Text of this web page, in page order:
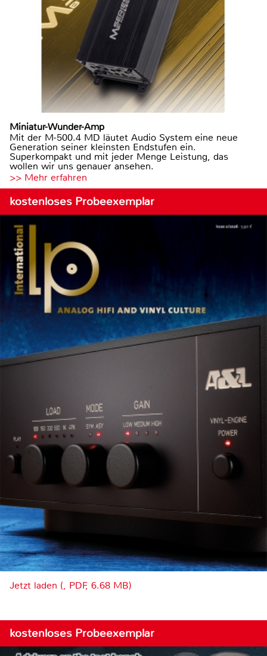
Miniatur-Wunder-Amp
Mit der M-500.4 MD läutet Audio System eine neue
Generation seiner kleinsten Endstufen ein.
Superkompakt und mit jeder Menge Leistung, das
wollen wir uns genauer ansehen.
>> Mehr erfahren
kostenloses Probeexemplar
Jetzt laden (, PDF, 6.68 MB)
kostenloses Probeexemplar